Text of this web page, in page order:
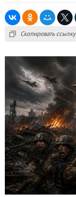
Скопировать ссылку